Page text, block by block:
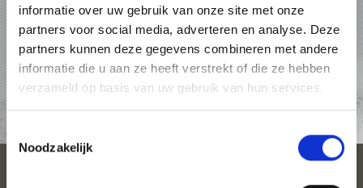
informatie over uw gebruik van onze site met onze
partners voor social media, adverteren en analyse. Deze
partners kunnen deze gegevens combineren met andere
informatie die u aan ze heeft verstrekt of die ze hebben
verzameld op basis van uw gebruik van hun services.
Toestemmingsselectie
Noodzakelijk
PAKKETTEN
ACCOMMODATIES
TOP-EVENEMENTEN